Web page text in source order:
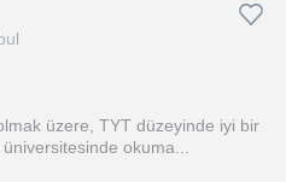
üzere, TYT düzeyinde iyi bir
okuma...